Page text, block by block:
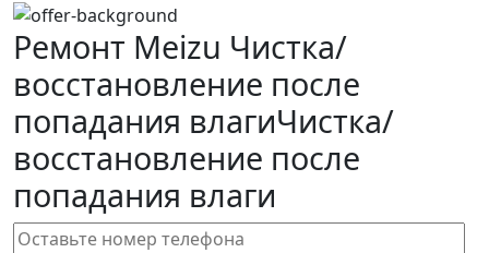
Ремонт Meizu Чистка/
восстановление после
попадания влагиЧистка/
восстановление после
попадания влаги